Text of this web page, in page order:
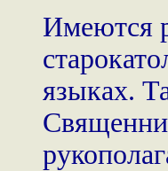
Имеются
языках.